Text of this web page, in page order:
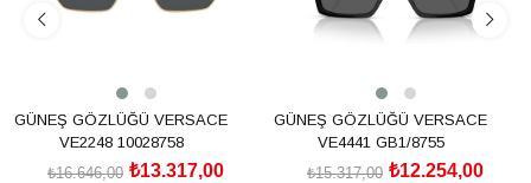
GÜNEŞ GÖZLÜĞÜ VERSACE
VE2248 10028758
₺13.317,00
₺16.646,00
GÜNEŞ GÖZLÜĞÜ VERSACE
VE4441 GB1/8755
₺12.254,00
₺15.317,00